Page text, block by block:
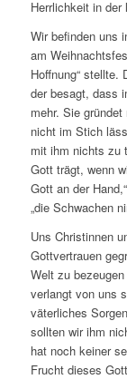
Herrlichkeit in der
Wir befinden uns
am
Hoffnung“
der besagt, dass
mehr. Sie
nicht im Stich
mit ihm nichts zu
Gott trägt, wenn
Gott an der
„die Schwachen
Uns Christinnen
Gottvertrauen
Welt zu
verlangt von uns
väterliches
sollten wir ihm
hat noch keiner
Frucht dieses